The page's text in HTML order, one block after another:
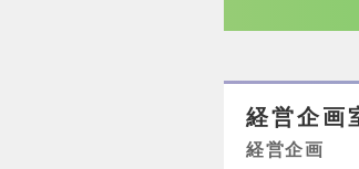
経営企画
経営企画